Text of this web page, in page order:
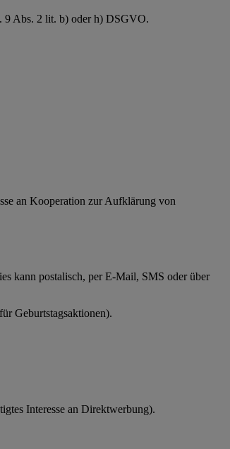
9 Abs. 2 lit. b) oder h) DSGVO.
an Kooperation zur Aufklärung von
kann postalisch, per E-Mail, SMS oder über
Geburtstagsaktionen).
Interesse an Direktwerbung).